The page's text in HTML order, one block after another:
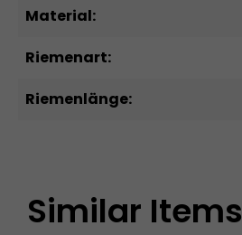
Material:
Riemenart:
Riemenlänge:
Similar Items